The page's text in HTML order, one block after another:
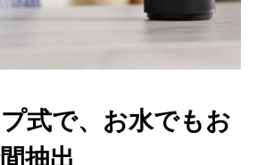
式で、お水でもお
抽出